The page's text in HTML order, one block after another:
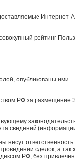
Интернет-
рейтинг
опубликованы ими
РФ за размещение
сведений
несут ответственность
сделок, а так
РФ, без